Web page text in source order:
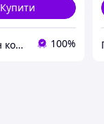
Купити
Магазин корисних інструментів APtools 100%